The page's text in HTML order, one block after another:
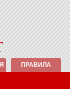
ПРАВИЛА